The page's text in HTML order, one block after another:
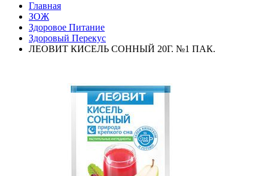
Главная
ЗОЖ
Здоровое Питание
Здоровый Перекус
ЛЕОВИТ КИСЕЛЬ СОННЫЙ 20Г. №1 ПАК.